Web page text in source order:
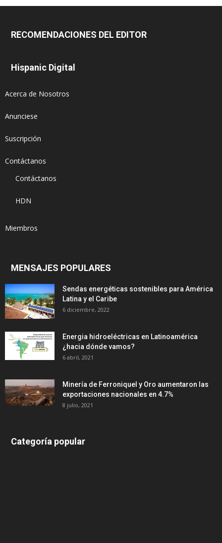
RECOMENDACIONES DEL EDITOR
Hispanic Digital
Acerca de Nosotros
Anunciese
Suscripción
Contáctanos
Contáctanos
HDN
Miembros
MENSAJES POPULARES
Sendas energéticas sostenibles para América
Latina y el Caribe
6 diciembre, 2022
Energia hidroeléctricas en Latinoamérica
¿hacia dónde vamos?
6 abril, 2021
Minería de Ferroniquel y Oro aumentaron las
exportaciones nacionales en 4.7%
8 julio, 2021
Categoría popular